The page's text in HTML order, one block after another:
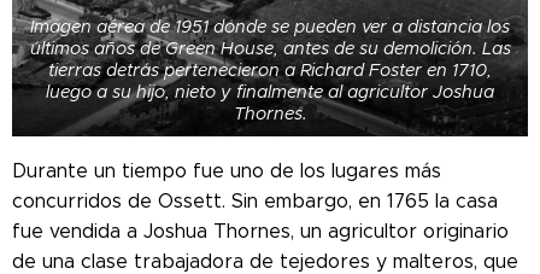
Imagen aérea de 1951 donde se pueden ver a distancia los
últimos años de Green House, antes de su demolición. Las
tierras detrás pertenecieron a Richard Foster en 1710,
luego a su hijo, nieto y finalmente al agricultor Joshua
Thornes.
Durante un tiempo fue uno de los lugares más
concurridos de Ossett. Sin embargo, en 1765 la casa
fue vendida a Joshua Thornes, un agricultor originario
de una clase trabajadora de tejedores y malteros, que